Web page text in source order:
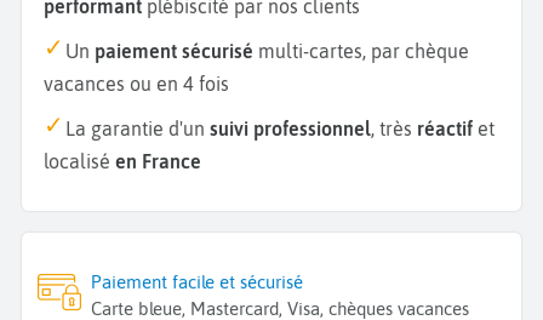
performant plébiscité par nos clients
Un paiement sécurisé multi-cartes, par chèque
vacances ou en 4 fois
La garantie d'un suivi professionnel, très réactif et
localisé en France
Paiement facile et sécurisé
Carte bleue, Mastercard, Visa, chèques vacances